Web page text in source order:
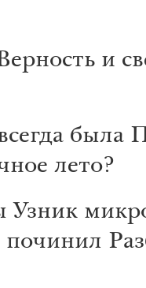
и
была
лето?
Узник